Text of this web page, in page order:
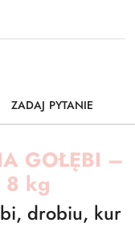
ZADAJ PYTANIE
GOŁĘBI –
8 kg
drobiu, kur